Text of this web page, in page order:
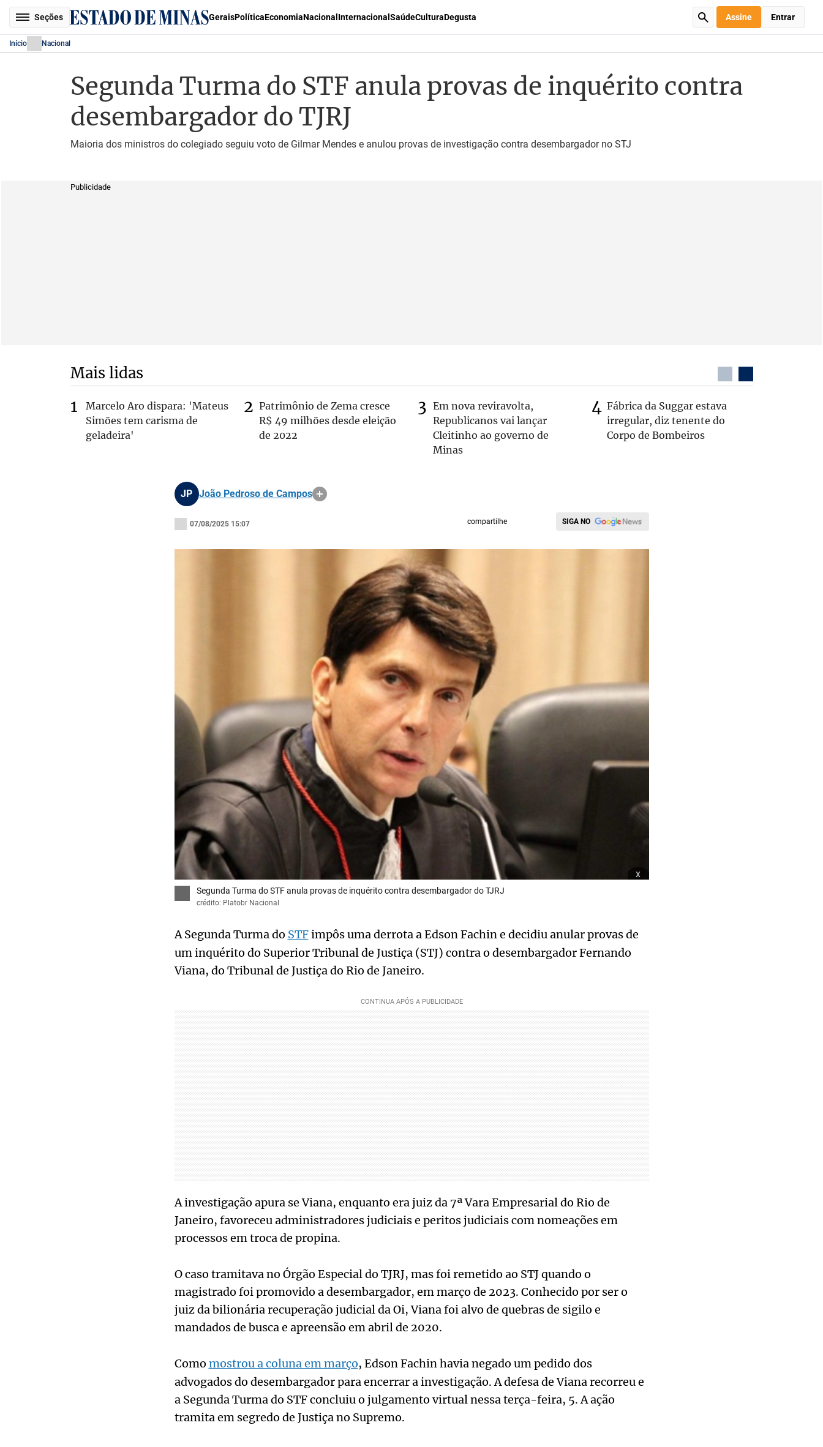
Seções GeraisPolíticaEconomiaNacional Internacional SaúdeCulturaDegusta Assine Entrar
Início Nacional
Segunda Turma do STF anula provas de inquérito contra
desembargador do TJRJ
Maioria dos ministros do colegiado seguiu voto de Gilmar Mendes e anulou provas de investigação contra desembargador no STJ
Publicidade
Mais lidas
Marcelo Aro dispara: 'Mateus
Simões tem carisma de
geladeira'
Patrimônio de Zema cresce
R$ 49 milhões desde eleição
de 2022
Em nova reviravolta,
Republicanos vai lançar
Cleitinho ao governo de
Minas
Fábrica da Suggar estava
irregular, diz tenente do
Corpo de Bombeiros
JP João Pedroso de Campos
07/08/2025 15:07 compartilhe SIGA NO
x
Segunda Turma do STF anula provas de inquérito contra desembargador do TJRJ
crédito: Platobr Nacional
A Segunda Turma do STFimpôs uma derrota a Edson Fachin e decidiu anular provas de
um inquérito do Superior Tribunal de Justiça (STJ) contra o desembargador Fernando
Viana, do Tribunal de Justiça do Rio de Janeiro.
A investigação apura se Viana, enquanto era juiz da 7ª Vara Empresarial do Rio de
Janeiro, favoreceu administradores judiciais e peritos judiciais com nomeações em
processos em troca de propina.
O caso tramitava no Órgão Especial do TJRJ, mas foi remetido ao STJ quando o
magistrado foi promovido a desembargador, em março de 2023. Conhecido por ser o
juiz da bilionária recuperação judicial da Oi, Viana foi alvo de quebras de sigilo e
mandados de busca e apreensão em abril de 2020.
Como mostrou a coluna em março, Edson Fachin havia negado um pedido dos
advogados do desembargador para encerrar a investigação. A defesa de Viana recorreu e
a Segunda Turma do STF concluiu o julgamento virtual nessa terça-feira, 5. A ação
tramita em segredo de Justiça no Supremo.